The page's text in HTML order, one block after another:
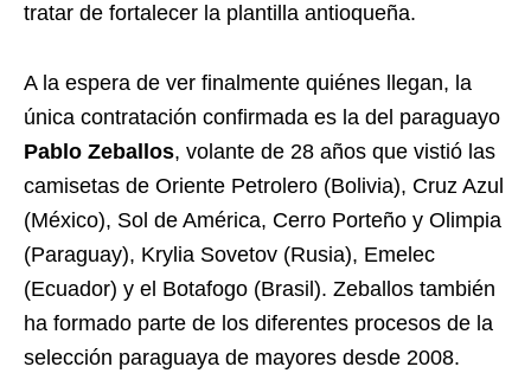
tratar de fortalecer la plantilla antioqueña.
A la espera de ver finalmente quiénes llegan, la
única contratación confirmada es la del paraguayo
Pablo Zeballos, volante de 28 años que vistió las
camisetas de Oriente Petrolero (Bolivia), Cruz Azul
(México), Sol de América, Cerro Porteño y Olimpia
(Paraguay), Krylia Sovetov (Rusia), Emelec
(Ecuador) y el Botafogo (Brasil). Zeballos también
ha formado parte de los diferentes procesos de la
selección paraguaya de mayores desde 2008.